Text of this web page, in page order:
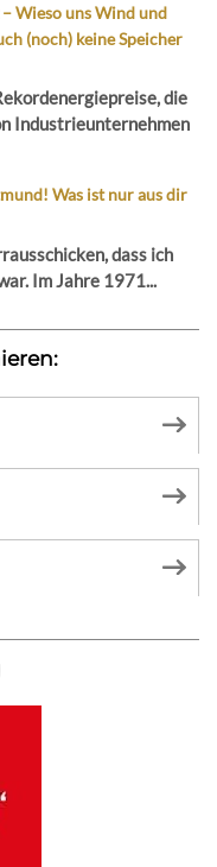
Wieso uns Wind und
(noch) keine Speicher
die
Industrieunternehmen
Was ist nur aus dir
dass ich
Im Jahre 1971...